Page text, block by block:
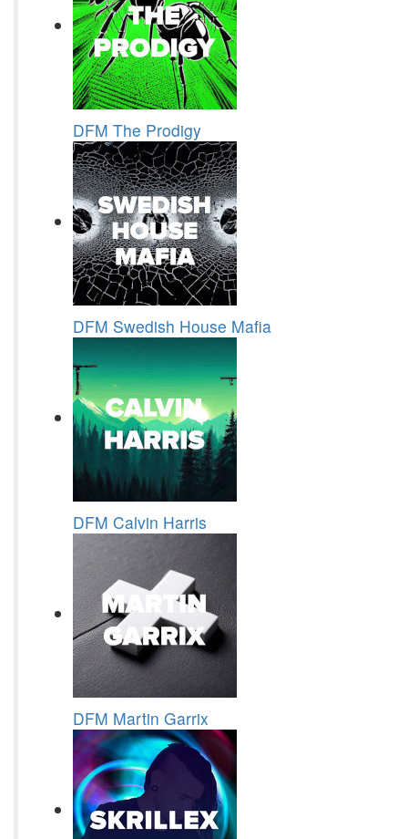
DFM The Prodigy
DFM Swedish House Mafia
DFM Calvin Harris
DFM Martin Garrix